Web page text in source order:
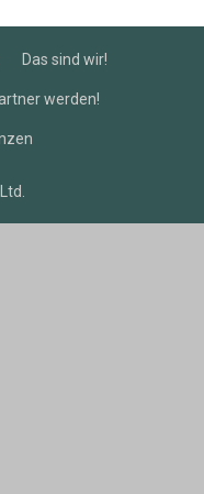
Das sind wir!
werden!